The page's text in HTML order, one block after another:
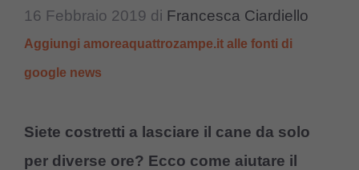
16 Febbraio 2019 di Francesca Ciardiello
Aggiungi amoreaquattrozampe.it alle fonti di
google news
Siete costretti a lasciare il cane da solo
per diverse ore? Ecco come aiutare il